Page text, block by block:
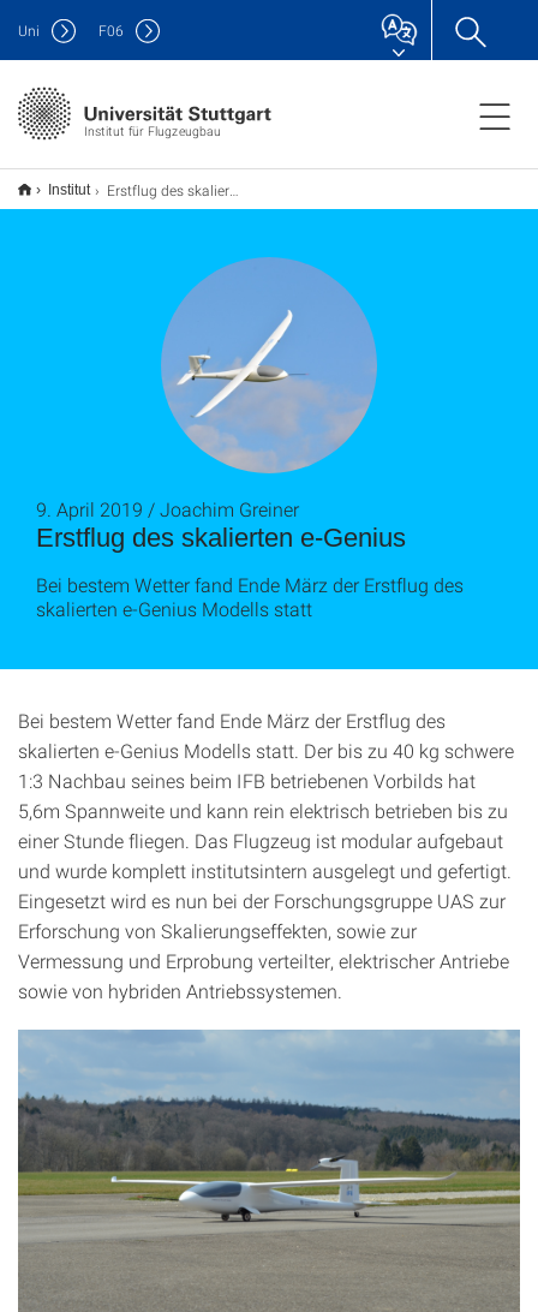
Institut für Flugzeugbau
Uni F06
Institut Erstflug des skalierten e-Genius
Erstflug des skalierten e-Genius
9. April 2019 / Joachim Greiner
Bei bestem Wetter fand Ende März der Erstflug des
skalierten e-Genius Modells statt
Bei bestem Wetter fand Ende März der Erstflug des
skalierten e-Genius Modells statt. Der bis zu 40 kg schwere
1:3 Nachbau seines beim IFB betriebenen Vorbilds hat
5,6m Spannweite und kann rein elektrisch betrieben bis zu
einer Stunde fliegen. Das Flugzeug ist modular aufgebaut
und wurde komplett institutsintern ausgelegt und gefertigt.
Eingesetzt wird es nun bei der Forschungsgruppe UAS zur
Erforschung von Skalierungseffekten, sowie zur
Vermessung und Erprobung verteilter, elektrischer Antriebe
sowie von hybriden Antriebssystemen.